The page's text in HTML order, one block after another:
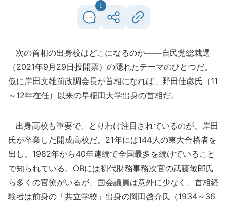
1
次の首相の出身校はどこになるのか――自民党総裁選
（2021年9月29日投開票）の隠れたテーマのひとつだ。
仮に岸田文雄前政調会長が首相になれば、野田佳彦氏（11
～12年在任）以来の早稲田大学出身の首相だ。
出身高校も重要で、とりわけ注目されているのが、岸田
氏が卒業した開成高校だ。21年には144人の東大合格者を
出し、1982年から40年連続で全国最多を続けていること
で知られている。OBには初代財務事務次官の武藤敏郎氏
ら多くの官僚がいるが、国会議員は意外に少なく、首相経
験者は前身の「共立学校」出身の岡田啓介氏（1934～36